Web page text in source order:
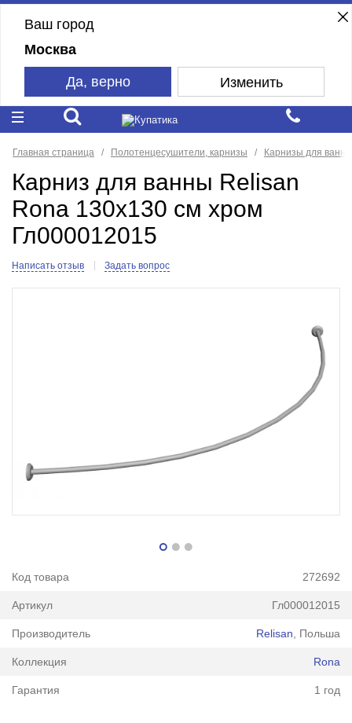
Ваш город
Москва
Да, верно Изменить
Главная страница Полотенцесушители, карнизы Карнизы для ванн
Карниз для ванны Relisan
Rona 130x130 см хром
Гл000012015
Написать отзыв Задать вопрос
Код товара 272692
Артикул Гл000012015
Производитель Relisan , Польша
Коллекция Rona
Гарантия 1 год